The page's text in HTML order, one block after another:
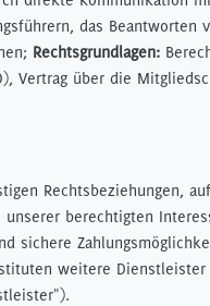
das Beantworten
Rechtsgrundlagen:
Vertrag über die
Rechtsbeziehungen,
unserer berechtigten
sichere
weitere Dienstleister